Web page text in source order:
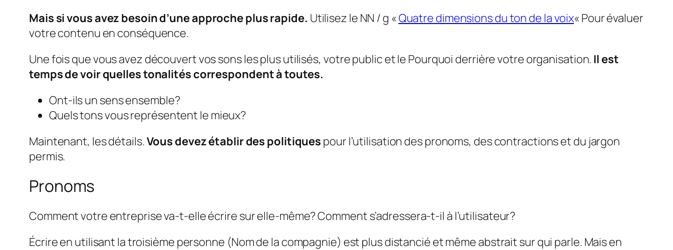
Mais si vous avez besoin d’une approche plus rapide. Utilisez le NN / g «Quatre dimensions du ton de la voix« Pour évaluer
votre contenu en conséquence.
Une fois que vous avez découvert vos sons les plus utilisés, votre public et le Pourquoi derrière votre organisation. Il est
temps de voir quelles tonalités correspondent à toutes.
Ont-ils un sens ensemble?
Quels tons vous représentent le mieux?
Maintenant, les détails.Vous devez établir des politiques pour l’utilisation des pronoms, des contractions et du jargon
permis.
Pronoms
Comment votre entreprise va-t-elle écrire sur elle-même? Comment s’adressera-t-il à l’utilisateur?
Écrire en utilisant la troisième personne (Nom de la compagnie) est plus distancié et même abstrait sur qui parle. Mais en